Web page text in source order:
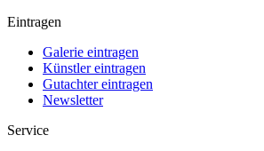
Eintragen
Galerie eintragen
Künstler eintragen
Gutachter eintragen
Newsletter
Service